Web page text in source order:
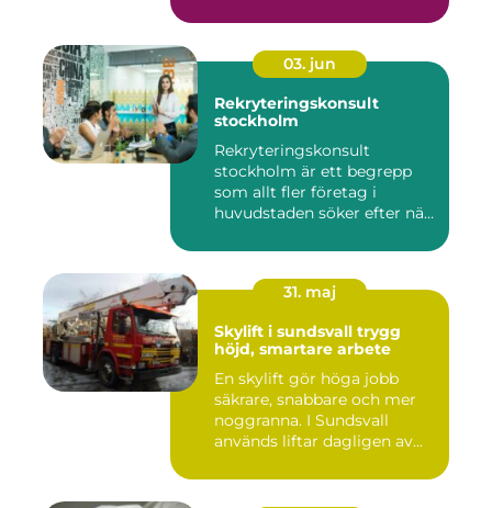
03. jun
Rekryteringskonsult
stockholm
Rekryteringskonsult
stockholm är ett begrepp
som allt fler företag i
huvudstaden söker efter när
31. maj
Skylift i sundsvall trygg
höjd, smartare arbete
En skylift gör höga jobb
säkrare, snabbare och mer
noggranna. I Sundsvall
används liftar dagligen av...